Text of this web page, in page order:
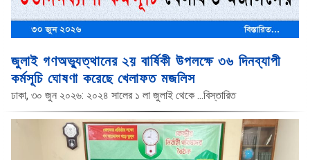
জুলাই গণঅভ্যুত্থানের ২য় বার্ষিকী উপলক্ষে ৩৬ দিনব্যাপী
কর্মসূচি ঘোষণা করেছে খেলাফত মজলিস
ঢাকা, ৩০ জুন ২০২৬: ২০২৪ সালের ১ লা জুলাই থেকে ...বিস্তারিত